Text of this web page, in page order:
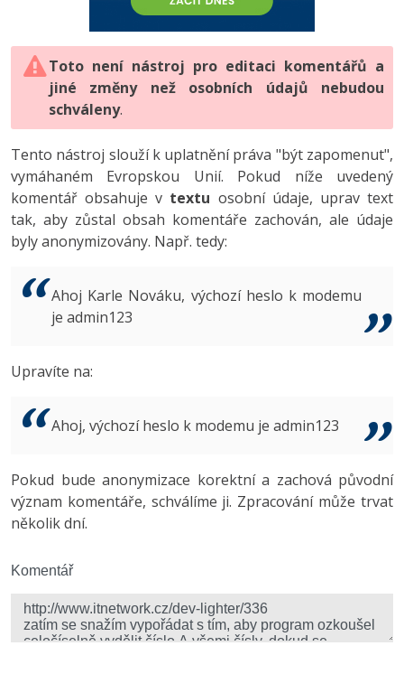
HTML5, CSS3, Bootstrap, SEO
SQL a databáze
Testování a verzování
UML a návrhové vzory
React
Spring
ASP.NET MVC
Best practices
PHP
JavaScript
Python
HTML / CSS
UML a návrhové vzory
MySQL/MariaDB
MS-SQL
Vývojář mobilních aplikací
C# Game developer
Tester
Systémový administrátor
3D grafik
Copywriter
WordPress specialista
-80%
JavaScript -80%
PHP -80%
Swift -80%
Kotlin -80%
VB.NET
Algoritmy -41%
Umělá inteligence (AI) -10%
Fórum
Digitální gramotnost
Marketing
WordPress
SEO
UX
Business
Copywriting
Windows
Kybernetická bezpečnost
-80%
Adobe Illustrator -80%
Adobe Lightroom
Adobe XD
Adobe InDesign -25%
Adobe After Effects
Inkscape
Fórum
Toto není nástroj pro editaci komentářů a
jiné změny než osobních údajů nebudou
schváleny.
Tento nástroj slouží k uplatnění práva "být zapomenut",
vymáhaném Evropskou Unií. Pokud níže uvedený
komentář obsahuje v textu osobní údaje, uprav text
tak, aby zůstal obsah komentáře zachován, ale údaje
byly anonymizovány. Např. tedy:
Ahoj Karle Nováku, výchozí heslo k modemu
je admin123
Upravíte na:
Ahoj, výchozí heslo k modemu je admin123
Pokud bude anonymizace korektní a zachová původní
význam komentáře, schválíme ji. Zpracování může trvat
několik dní.
Komentář